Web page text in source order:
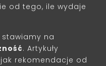
od tego, ile wydaje
stawiamy na
. Artykuły
rekomendacje od